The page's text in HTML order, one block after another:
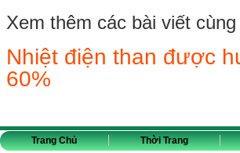
Xem thêm các bài viết
Nhiệt điện than được
60%
Trang Chủ Thời Trang